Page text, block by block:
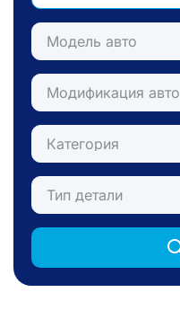
Модель авто
Модификация авто
Категория
Тип детали